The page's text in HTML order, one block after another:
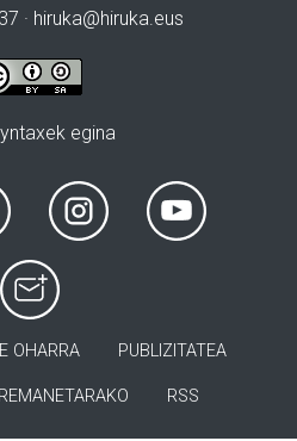
· hiruka@hiruka.eus
egina
OHARRA PUBLIZITATEA
RSS